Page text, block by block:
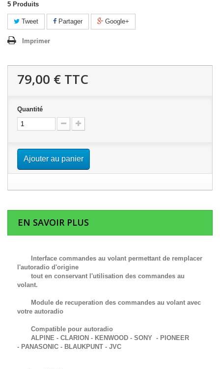
5 Produits
Tweet Partager Google+
Imprimer
79,00 € TTC
Quantité
Ajouter au panier
EN SAVOIR PLUS
Interface commandes au volant permettant de remplacer
l'autoradio d'origine
tout en conservant l'utilisation des commandes au
volant.
Module de recuperation des commandes au volant avec
votre autoradio
Compatible pour autoradio
ALPINE - CLARION - KENWOOD - SONY - PIONEER
- PANASONIC - BLAUKPUNT - JVC